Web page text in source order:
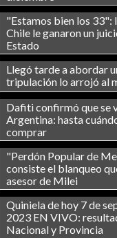
"Estamos bien los 33":
Chile le ganaron un
Estado
Llegó tarde a abordar
tripulación lo arrojó al
Dafiti confirmó que se
Argentina: hasta
comprar
"Perdón Popular de
consiste el blanqueo
asesor de Milei
Quiniela de hoy 7 de
2023 EN VIVO:
Nacional y Provincia